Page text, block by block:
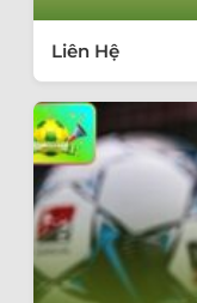
Liên Hệ